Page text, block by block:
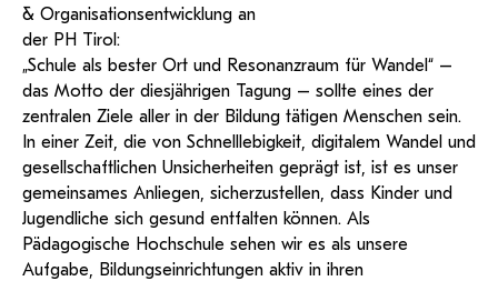
& Organisationsentwicklung an
der PH Tirol:
„Schule als bester Ort und Resonanzraum für Wandel“ –
das Motto der diesjährigen Tagung – sollte eines der
zentralen Ziele aller in der Bildung tätigen Menschen sein.
In einer Zeit, die von Schnelllebigkeit, digitalem Wandel und
gesellschaftlichen Unsicherheiten geprägt ist, ist es unser
gemeinsames Anliegen, sicherzustellen, dass Kinder und
Jugendliche sich gesund entfalten können. Als
Pädagogische Hochschule sehen wir es als unsere
Aufgabe, Bildungseinrichtungen aktiv in ihren